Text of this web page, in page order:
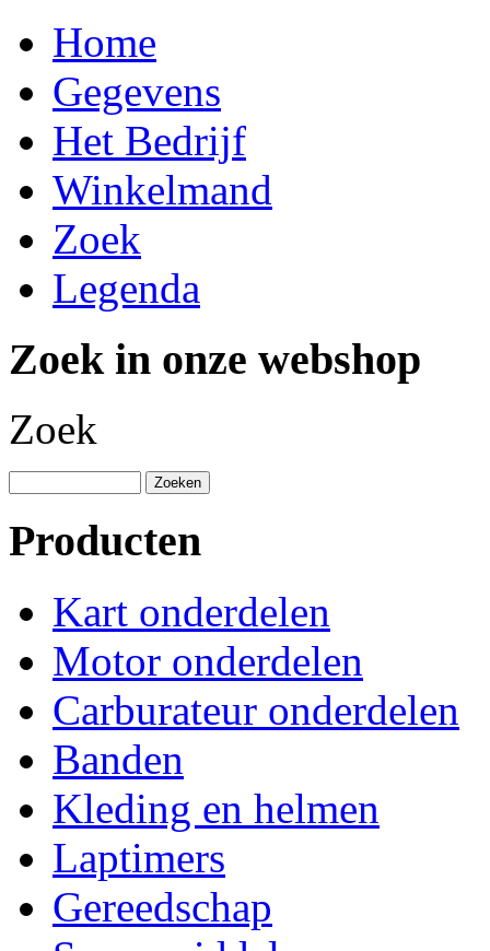
Home
Gegevens
Het Bedrijf
Winkelmand
Zoek
Legenda
Zoek in onze webshop
Zoek
Producten
Kart onderdelen
Motor onderdelen
Carburateur onderdelen
Banden
Kleding en helmen
Laptimers
Gereedschap